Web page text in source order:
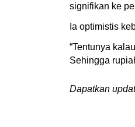
signifikan ke
Ia optimistis
“Tentunya
Sehingga
Dapatkan